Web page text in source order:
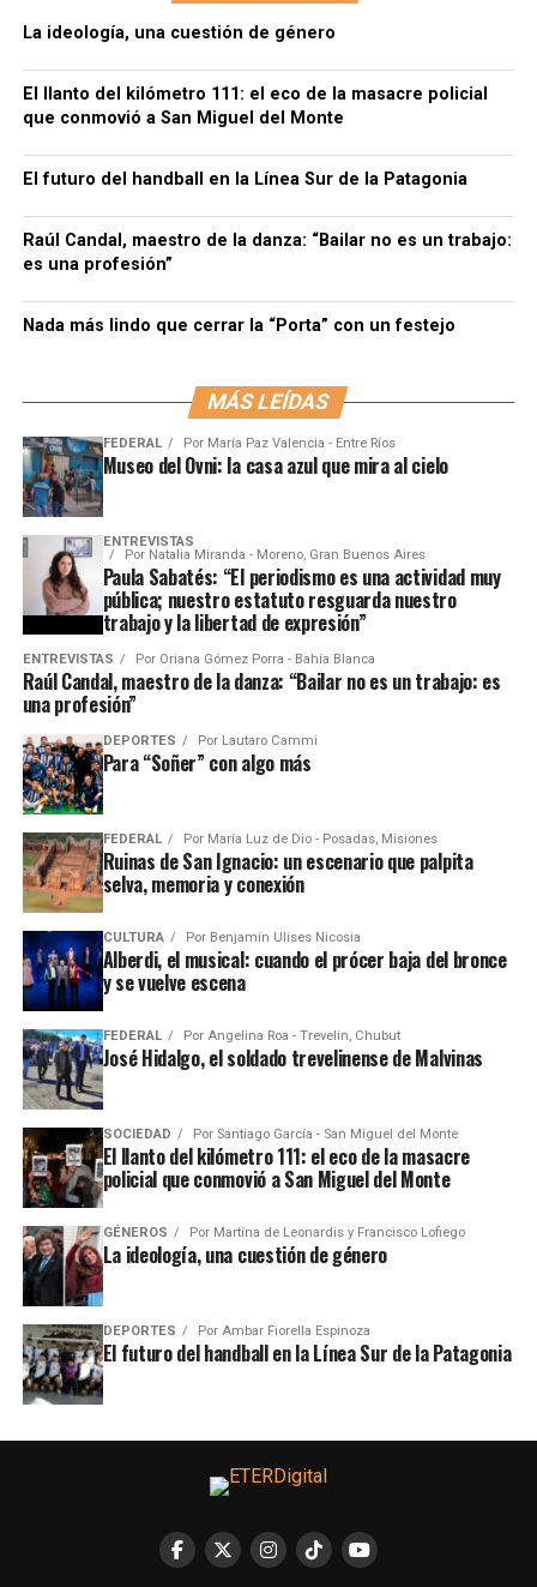
La ideología, una cuestión de género
El llanto del kilómetro 111: el eco de la masacre policial
que conmovió a San Miguel del Monte
El futuro del handball en la Línea Sur de la Patagonia
Raúl Candal, maestro de la danza: “Bailar no es un trabajo:
es una profesión”
Nada más lindo que cerrar la “Porta” con un festejo
MÁS LEÍDAS
FEDERAL Por María Paz Valencia - Entre Ríos
Museo del Ovni: la casa azul que mira al cielo
ENTREVISTAS
Por Natalia Miranda - Moreno, Gran Buenos Aires
Paula Sabatés: “El periodismo es una actividad muy
pública; nuestro estatuto resguarda nuestro
trabajo y la libertad de expresión”
ENTREVISTAS Por Oriana Gómez Porra - Bahía Blanca
Raúl Candal, maestro de la danza: “Bailar no es un trabajo: es
una profesión”
DEPORTES Por Lautaro Cammi
Para “Soñer” con algo más
FEDERAL Por María Luz de Dio - Posadas, Misiones
Ruinas de San Ignacio: un escenario que palpita
selva, memoria y conexión
CULTURA Por Benjamín Ulises Nicosia
Alberdi, el musical: cuando el prócer baja del bronce
y se vuelve escena
FEDERAL Por Angelina Roa - Trevelin, Chubut
José Hidalgo, el soldado trevelinense de Malvinas
SOCIEDAD Por Santiago García - San Miguel del Monte
El llanto del kilómetro 111: el eco de la masacre
policial que conmovió a San Miguel del Monte
GÉNEROS Por Martína de Leonardis y Francisco Lofiego
La ideología, una cuestión de género
DEPORTES Por Ambar Fiorella Espinoza
El futuro del handball en la Línea Sur de la Patagonia